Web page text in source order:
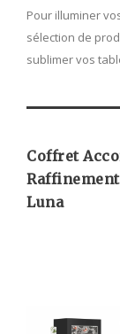
Pour illuminer
sélection de
sublimer vos
Coffret
Luna